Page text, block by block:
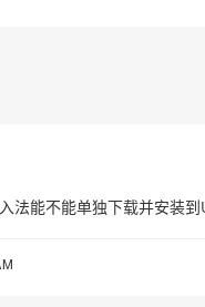
法能不能单独下载并安装